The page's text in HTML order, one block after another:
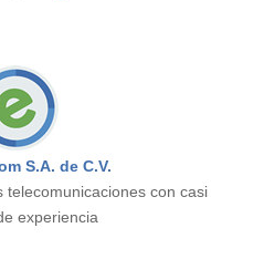
S.A. de C.V.
telecomunicaciones con casi
experiencia